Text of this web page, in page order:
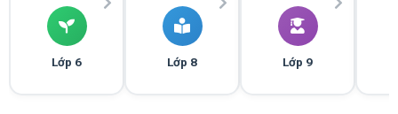
Lớp 6 Lớp 8 Lớp 9